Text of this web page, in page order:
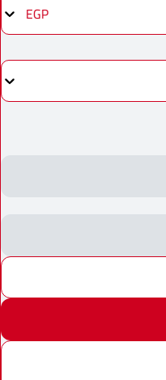
EGP